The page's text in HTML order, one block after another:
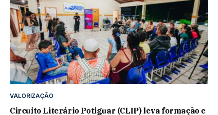
VALORIZAÇÃO
Circuito Literário Potiguar (CLIP) leva formação e